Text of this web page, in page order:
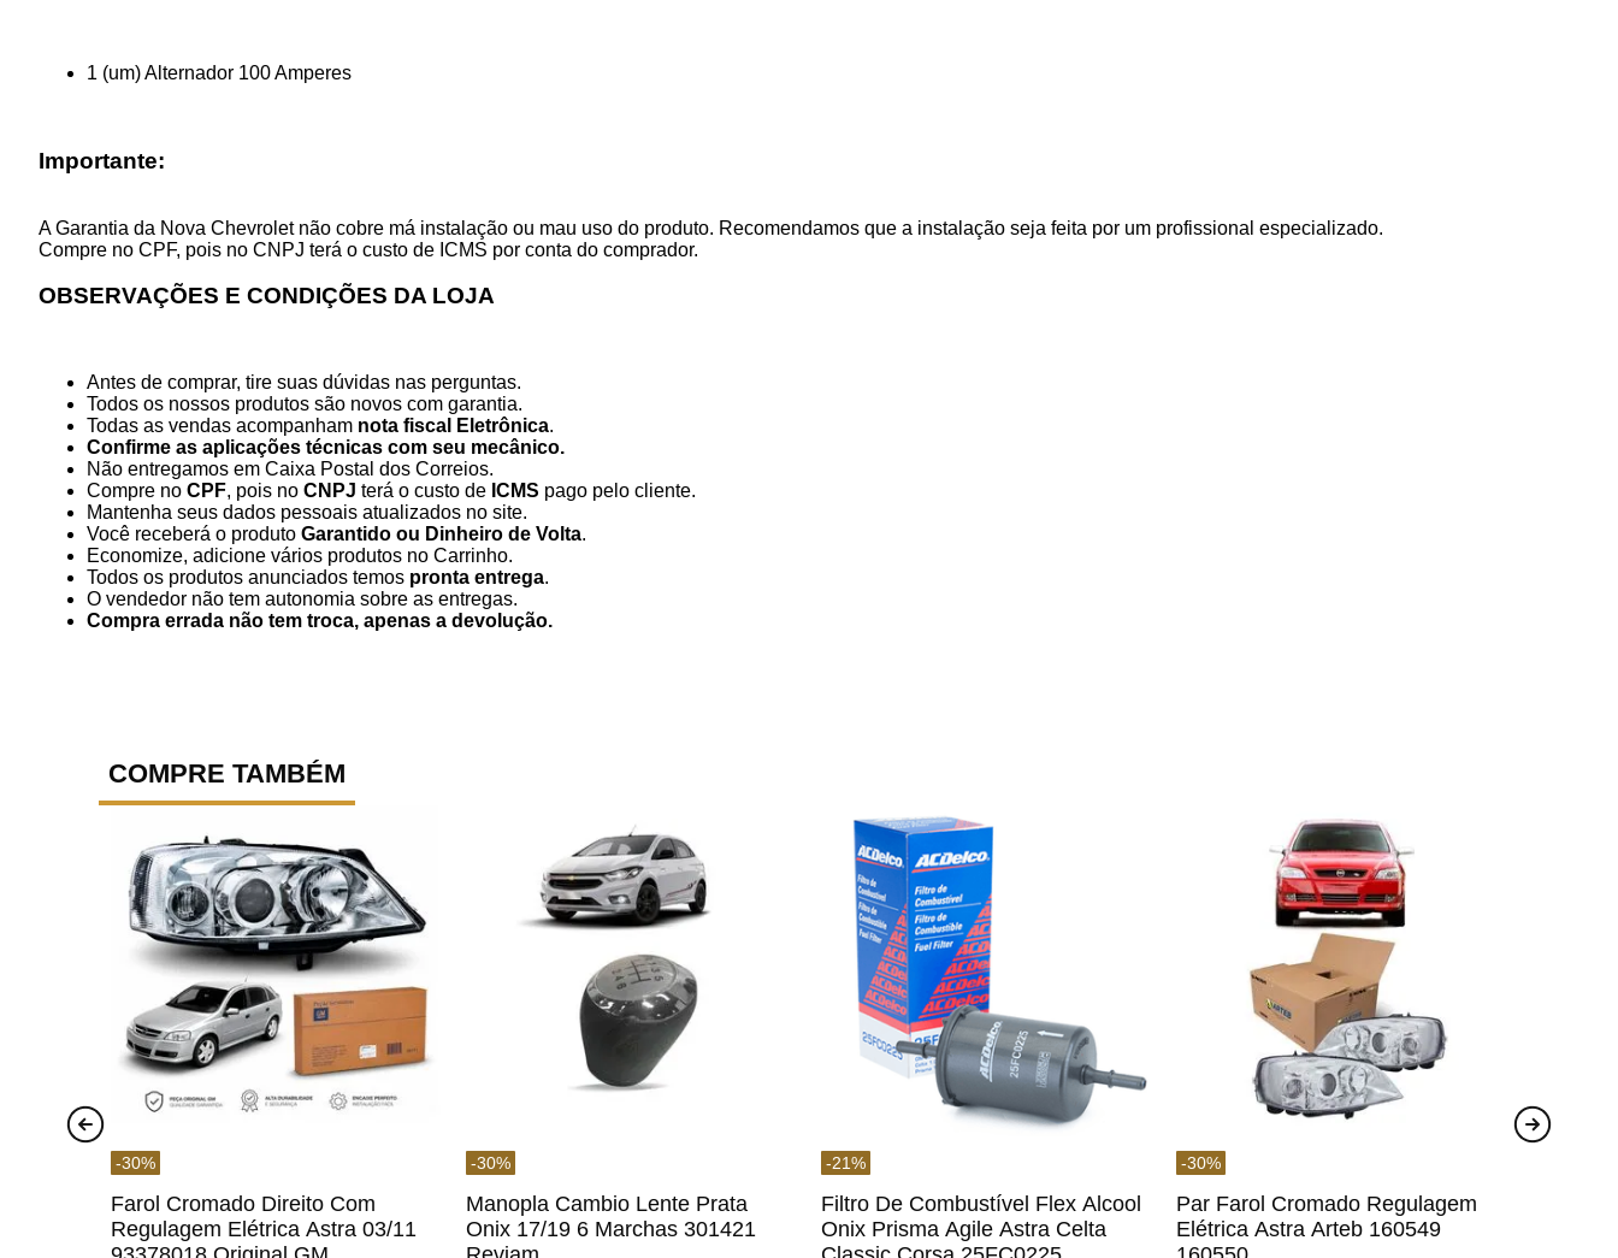
1 (um) Alternador 100 Amperes
Importante:
A Garantia da Nova Chevrolet não cobre má instalação ou mau uso do produto. Recomendamos que a instalação seja feita por um profissional especializado.
Compre no CPF, pois no CNPJ terá o custo de ICMS por conta do comprador.
OBSERVAÇÕES E CONDIÇÕES DA LOJA
Antes de comprar, tire suas dúvidas nas perguntas.
Todos os nossos produtos são novos com garantia.
Todas as vendas acompanham nota fiscal Eletrônica.
Confirme as aplicações técnicas com seu mecânico.
Não entregamos em Caixa Postal dos Correios.
Compre no CPF, pois no CNPJ terá o custo de ICMS pago pelo cliente.
Mantenha seus dados pessoais atualizados no site.
Você receberá o produto Garantido ou Dinheiro de Volta.
Economize, adicione vários produtos no Carrinho.
Todos os produtos anunciados temos pronta entrega.
O vendedor não tem autonomia sobre as entregas.
Compra errada não tem troca, apenas a devolução.
COMPRE TAMBÉM
-30%
Farol Cromado Direito Com
Regulagem Elétrica Astra 03/11
-30%
Manopla Cambio Lente Prata
Onix 17/19 6 Marchas 301421
-21%
Filtro De Combustível Flex Alcool
Onix Prisma Agile Astra Celta
-30%
Par Farol Cromado Regulagem
Elétrica Astra Arteb 160549